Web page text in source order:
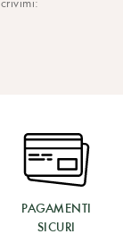
per una
PAGAMENTI
SICURI